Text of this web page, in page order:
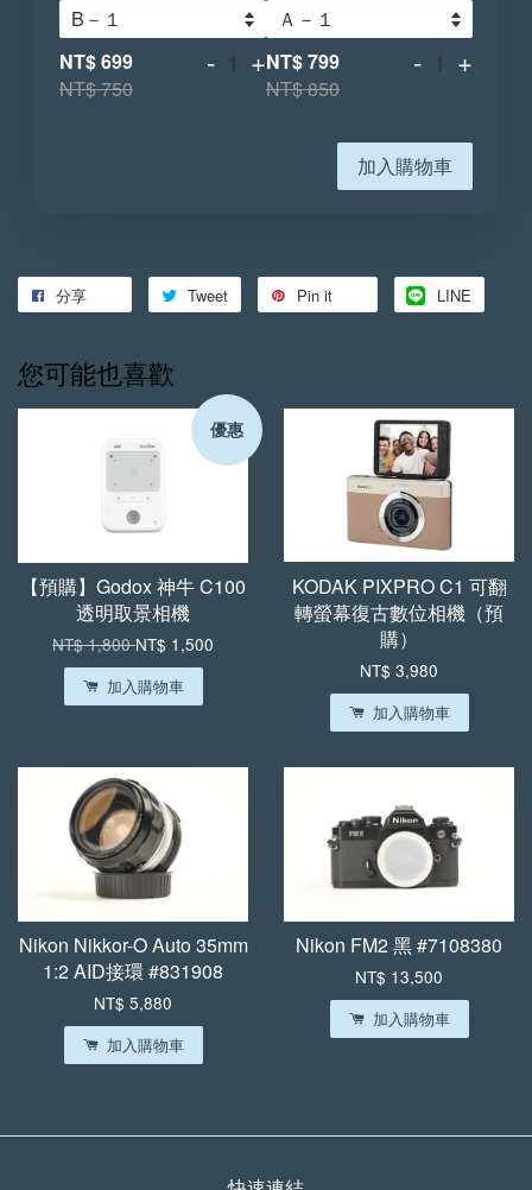
NT$ 699
NT$ 750
- +NT$ 799
NT$ 850
- +
加入購物車
分享 Tweet Pin it LINE
您可能也喜歡
優惠
【預購】Godox 神牛 C100
透明取景相機
NT$ 1,800NT$ 1,500
加入購物車
KODAK PIXPRO C1 可翻
轉螢幕復古數位相機（預
購）
NT$ 3,980
加入購物車
Nikon Nikkor-O Auto 35mm
1:2 AID接環 #831908
NT$ 5,880
加入購物車
Nikon FM2 黑 #7108380
NT$ 13,500
加入購物車